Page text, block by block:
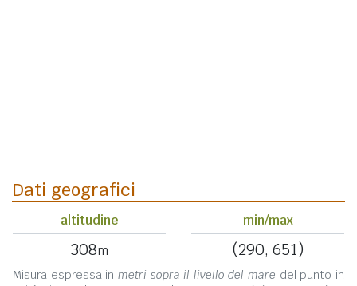
Dati geografici
altitudine
308m
min/max
(290, 651)
Misura espressa in metri sopra il livello del mare del punto in